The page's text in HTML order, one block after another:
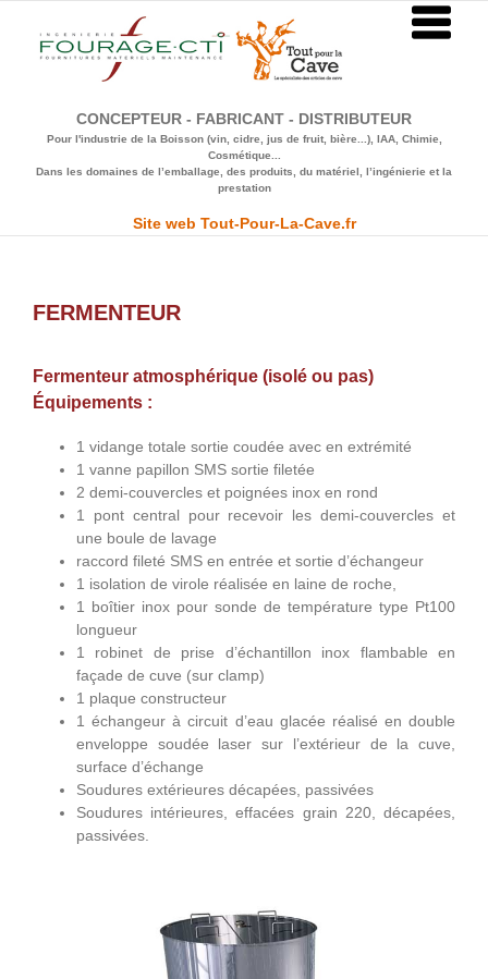
contenu
CONCEPTEUR - FABRICANT - DISTRIBUTEUR
Pour l'industrie de la Boisson (vin, cidre, jus de fruit, bière...), IAA, Chimie,
Cosmétique...
Dans les domaines de l’emballage, des produits, du matériel, l’ingénierie et la
prestation
Site web Tout-Pour-La-Cave.fr
FERMENTEUR
Fermenteur atmosphérique (isolé ou pas)
Équipements :
1 vidange totale sortie coudée avec en extrémité
1 vanne papillon SMS sortie filetée
2 demi-couvercles et poignées inox en rond
1 pont central pour recevoir les demi-couvercles et
une boule de lavage
raccord fileté SMS en entrée et sortie d’échangeur
1 isolation de virole réalisée en laine de roche,
1 boîtier inox pour sonde de température type Pt100
longueur
1 robinet de prise d’échantillon inox flambable en
façade de cuve (sur clamp)
1 plaque constructeur
1 échangeur à circuit d’eau glacée réalisé en double
enveloppe soudée laser sur l’extérieur de la cuve,
surface d’échange
Soudures extérieures décapées, passivées
Soudures intérieures, effacées grain 220, décapées,
passivées.